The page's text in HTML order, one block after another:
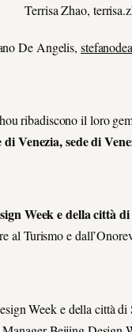
Terrisa Zhao,
De Angelis,
ribadiscono il loro
Venezia, sede di
Week e della città
al Turismo e
Week e della città